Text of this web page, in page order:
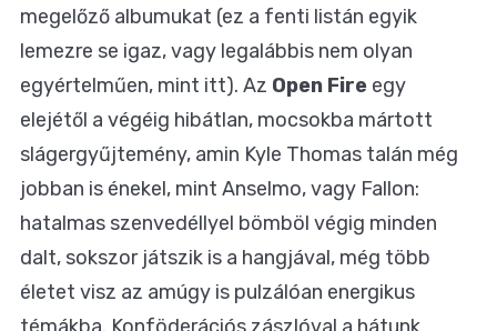
megelőző albumukat (ez a fenti listán egyik
lemezre se igaz, vagy legalábbis nem olyan
egyértelműen, mint itt). Az Open Fire egy
elejétől a végéig hibátlan, mocsokba mártott
slágergyűjtemény, amin Kyle Thomas talán még
jobban is énekel, mint Anselmo, vagy Fallon:
hatalmas szenvedéllyel bömböl végig minden
dalt, sokszor játszik is a hangjával, még több
életet visz az amúgy is pulzálóan energikus